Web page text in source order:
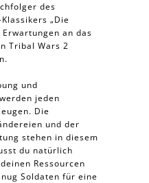
des
„Die
an das
Tribal Wars 2
und
jeden
Die
und der
stehen in diesem
du natürlich
Ressourcen
Soldaten für eine